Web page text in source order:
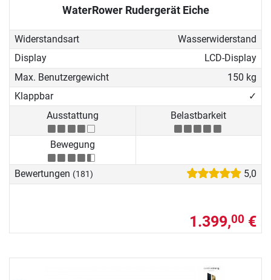
WaterRower Rudergerät Eiche
Widerstandsart
Wasserwiderstand
Display
LCD-Display
Max. Benutzergewicht
150 kg
Klappbar
✓
Ausstattung
Belastbarkeit
Bewegung
Bewertungen (181) 5,0
1.399,00 €